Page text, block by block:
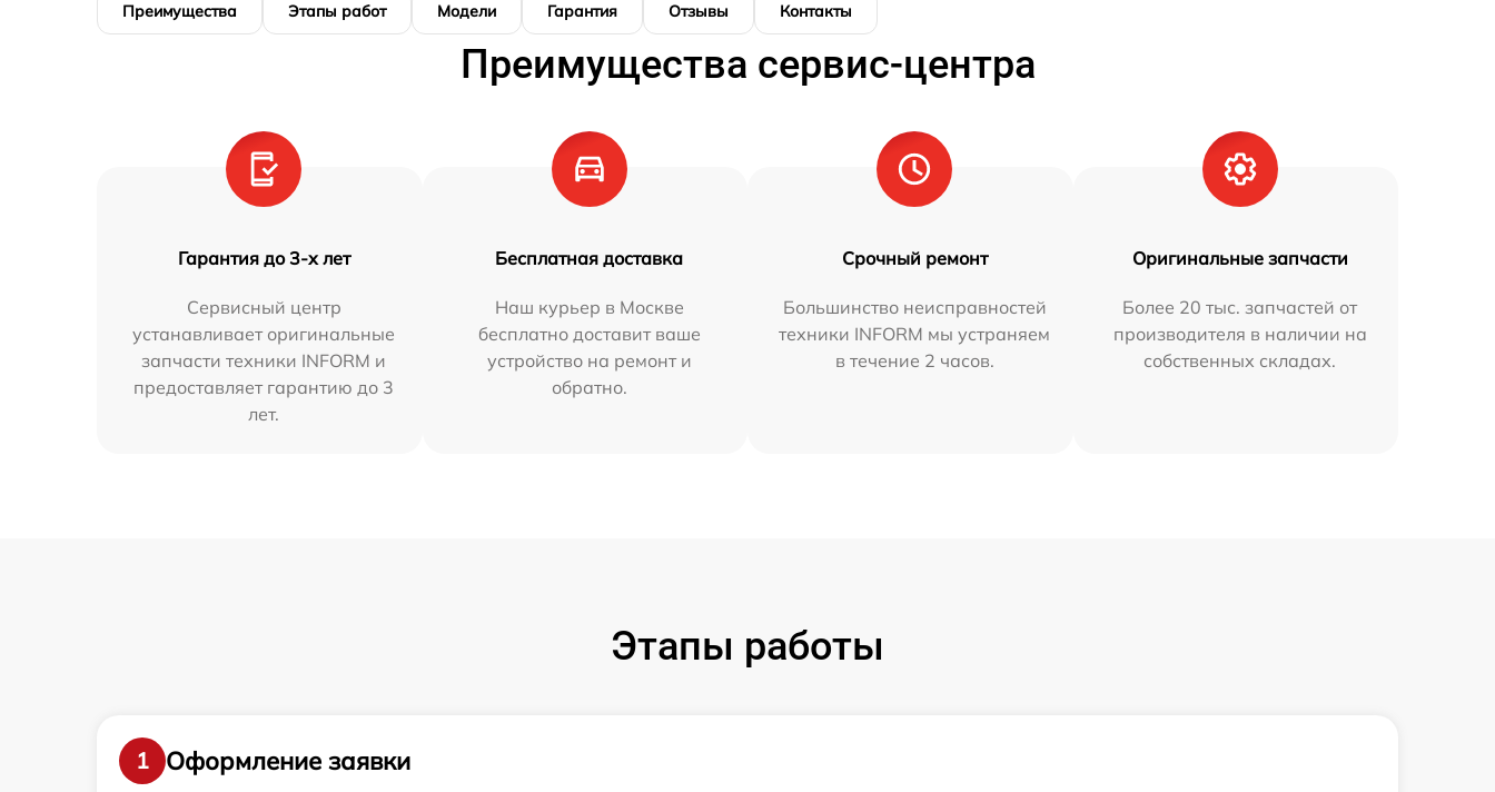
Преимущества Этапы работ Модели Гарантия Отзывы Контакты
Преимущества сервис-центра
Гарантия до 3-х лет
Сервисный центр
устанавливает оригинальные
запчасти техники INFORM и
предоставляет гарантию до 3
лет.
Бесплатная доставка
Наш курьер в Москве
бесплатно доставит ваше
устройство на ремонт и
обратно.
Срочный ремонт
Большинство неисправностей
техники INFORM мы устраняем
в течение 2 часов.
Оригинальные запчасти
Более 20 тыс. запчастей от
производителя в наличии на
собственных складах.
Этапы работы
1
Оформление заявки